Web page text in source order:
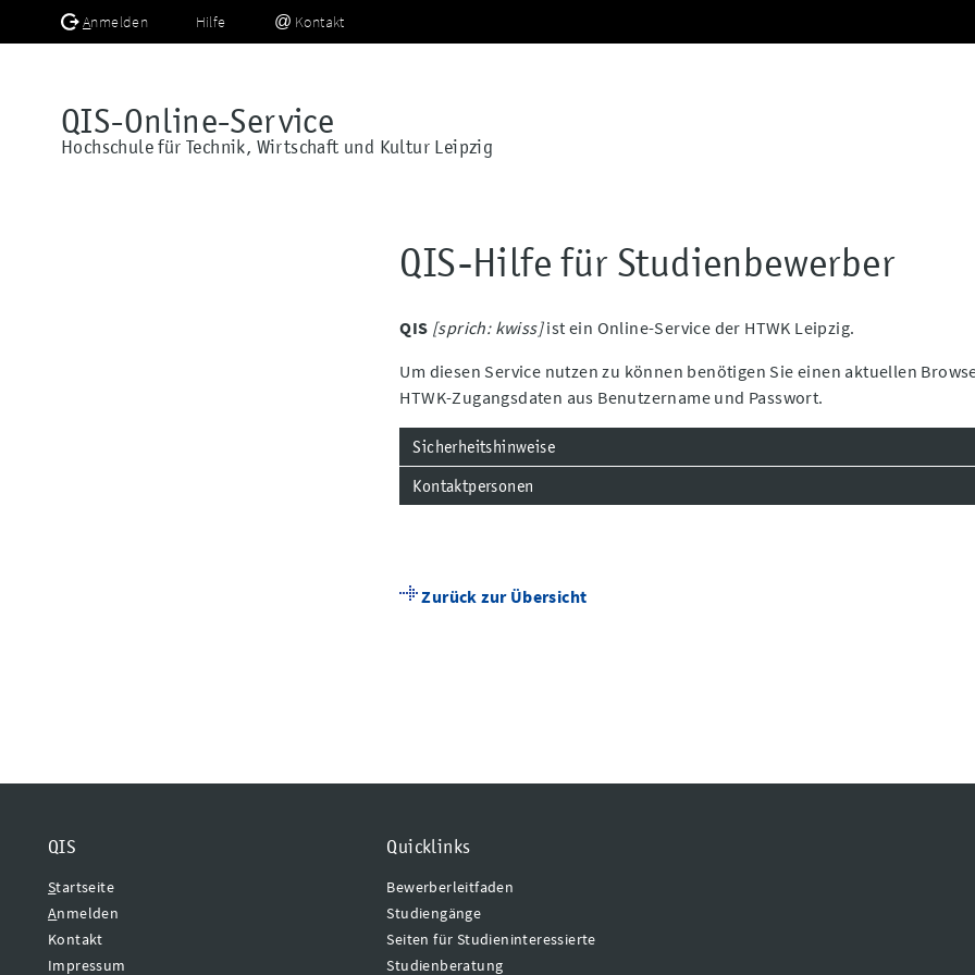
Anmelden Hilfe Kontakt
QIS-Online-Service
Hochschule für Technik, Wirtschaft und Kultur Leipzig
QIS-Hilfe für Studienbewerber
QIS [sprich: kwiss]ist ein Online-Service der HTWK Leipzig.
Um diesen Service nutzen zu können benötigen Sie einen aktuellen
HTWK-Zugangsdaten aus Benutzername und Passwort.
Sicherheitshinweise
Kontaktpersonen
Zurück zur Übersicht
QIS
Startseite
Anmelden
Kontakt
Impressum
Quicklinks
Bewerberleitfaden
Studiengänge
Seiten für Studieninteressierte
Studienberatung